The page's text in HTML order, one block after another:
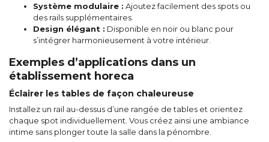
Système modulaire : Ajoutez facilement des spots ou
des rails supplémentaires.
Design élégant : Disponible en noir ou blanc pour
s’intégrer harmonieusement à votre intérieur.
Exemples d’applications dans un
établissement horeca
Éclairer les tables de façon chaleureuse
Installez un rail au-dessus d’une rangée de tables et orientez
chaque spot individuellement. Vous créez ainsi une ambiance
intime sans plonger toute la salle dans la pénombre.